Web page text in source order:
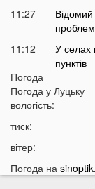
11:27
11:12
У селах
пунктів
10:56
10:43
10:11
На
Погода
Погода у Луцьку
вологість:
тиск:
вітер:
Погода на